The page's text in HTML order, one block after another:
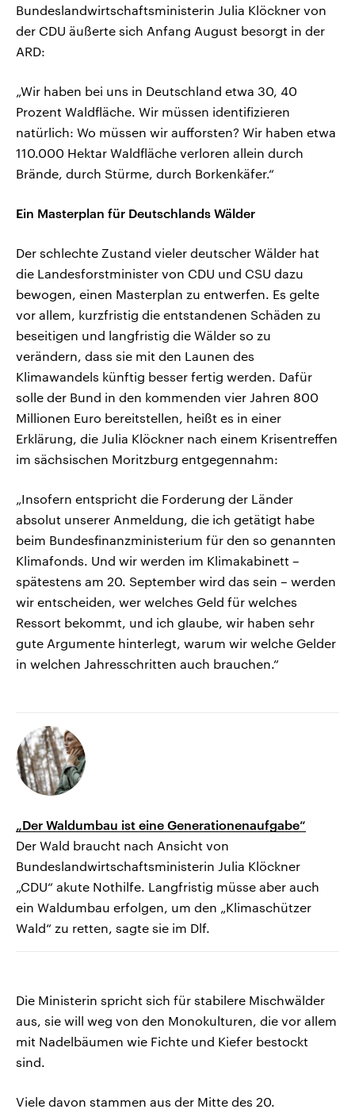
Bundeslandwirtschaftsministerin Julia Klöckner von
der CDU äußerte sich Anfang August besorgt in der
ARD:
„Wir haben bei uns in Deutschland etwa 30, 40
Prozent Waldfläche. Wir müssen identifizieren
natürlich: Wo müssen wir aufforsten? Wir haben etwa
110.000 Hektar Waldfläche verloren allein durch
Brände, durch Stürme, durch Borkenkäfer.“
Ein Masterplan für Deutschlands Wälder
Der schlechte Zustand vieler deutscher Wälder hat
die Landesforstminister von CDU und CSU dazu
bewogen, einen Masterplan zu entwerfen. Es gelte
vor allem, kurzfristig die entstandenen Schäden zu
beseitigen und langfristig die Wälder so zu
verändern, dass sie mit den Launen des
Klimawandels künftig besser fertig werden. Dafür
solle der Bund in den kommenden vier Jahren 800
Millionen Euro bereitstellen, heißt es in einer
Erklärung, die Julia Klöckner nach einem Krisentreffen
im sächsischen Moritzburg entgegennahm:
„Insofern entspricht die Forderung der Länder
absolut unserer Anmeldung, die ich getätigt habe
beim Bundesfinanzministerium für den so genannten
Klimafonds. Und wir werden im Klimakabinett –
spätestens am 20. September wird das sein – werden
wir entscheiden, wer welches Geld für welches
Ressort bekommt, und ich glaube, wir haben sehr
gute Argumente hinterlegt, warum wir welche Gelder
in welchen Jahresschritten auch brauchen.“
„Der Waldumbau ist eine Generationenaufgabe“
Der Wald braucht nach Ansicht von
Bundeslandwirtschaftsministerin Julia Klöckner
„CDU“ akute Nothilfe. Langfristig müsse aber auch
ein Waldumbau erfolgen, um den „Klimaschützer
Wald“ zu retten, sagte sie im Dlf.
Die Ministerin spricht sich für stabilere Mischwälder
aus, sie will weg von den Monokulturen, die vor allem
mit Nadelbäumen wie Fichte und Kiefer bestockt
sind.
Viele davon stammen aus der Mitte des 20.